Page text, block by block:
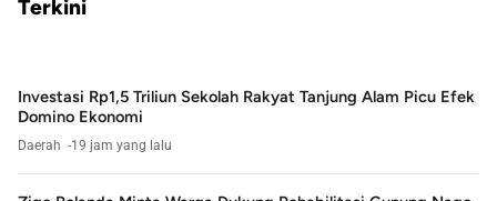
Terkini
Investasi Rp1,5 Triliun Sekolah Rakyat Tanjung Alam Picu Efek
Domino Ekonomi
Daerah 19 jam yang lalu